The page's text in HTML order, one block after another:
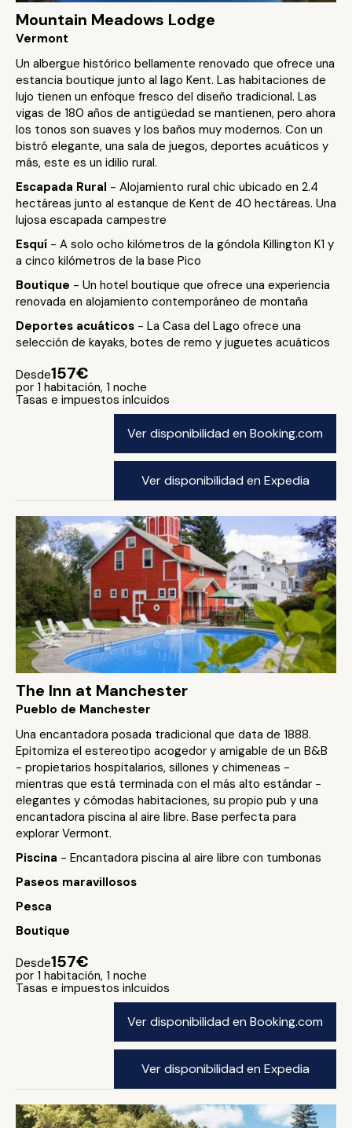
Mountain Meadows Lodge
Vermont
Un albergue histórico bellamente renovado que ofrece una
estancia boutique junto al lago Kent. Las habitaciones de
lujo tienen un enfoque fresco del diseño tradicional. Las
vigas de 180 años de antigüedad se mantienen, pero ahora
los tonos son suaves y los baños muy modernos. Con un
bistró elegante, una sala de juegos, deportes acuáticos y
más, este es un idilio rural.
Escapada Rural - Alojamiento rural chic ubicado en 2.4
hectáreas junto al estanque de Kent de 40 hectáreas. Una
lujosa escapada campestre
Esquí - A solo ocho kilómetros de la góndola Killington K1 y
a cinco kilómetros de la base Pico
Boutique - Un hotel boutique que ofrece una experiencia
renovada en alojamiento contemporáneo de montaña
Deportes acuáticos - La Casa del Lago ofrece una
selección de kayaks, botes de remo y juguetes acuáticos
Desde157€
por 1 habitación, 1 noche
Tasas e impuestos inlcuidos
Ver disponibilidad en Booking.com
Ver disponibilidad en Expedia
The Inn at Manchester
Pueblo de Manchester
Una encantadora posada tradicional que data de 1888.
Epitomiza el estereotipo acogedor y amigable de un B&B
- propietarios hospitalarios, sillones y chimeneas -
mientras que está terminada con el más alto estándar -
elegantes y cómodas habitaciones, su propio pub y una
encantadora piscina al aire libre. Base perfecta para
explorar Vermont.
Piscina - Encantadora piscina al aire libre con tumbonas
Paseos maravillosos
Pesca
Boutique
Desde157€
por 1 habitación, 1 noche
Tasas e impuestos inlcuidos
Ver disponibilidad en Booking.com
Ver disponibilidad en Expedia